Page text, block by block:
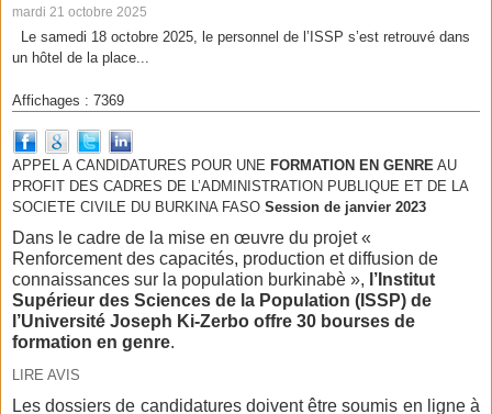
mardi 21 octobre 2025
Le samedi 18 octobre 2025, le personnel de l’ISSP s’est retrouvé dans
un hôtel de la place...
Affichages : 7369
APPEL A CANDIDATURES POUR UNE FORMATION EN GENRE AU
PROFIT DES CADRES DE L’ADMINISTRATION PUBLIQUE ET DE LA
SOCIETE CIVILE DU BURKINA FASO Session de janvier 2023
Dans le cadre de la mise en œuvre du projet «
Renforcement des capacités, production et diffusion de
connaissances sur la population burkinabè », l’Institut
Supérieur des Sciences de la Population (ISSP) de
l’Université Joseph Ki-Zerbo offre 30 bourses de
formation en genre.
LIRE AVIS
Les dossiers de candidatures doivent être soumis en ligne à